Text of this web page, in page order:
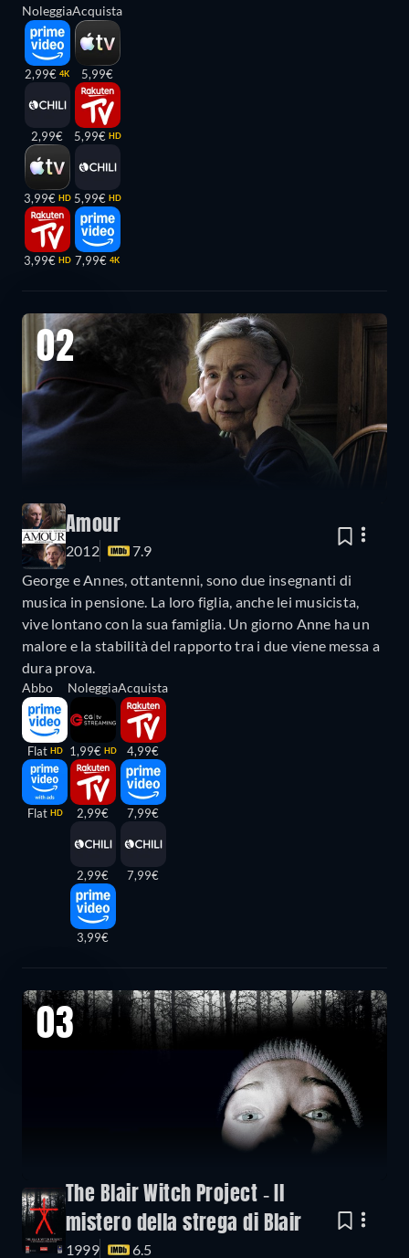
Noleggia
2,99€ 4K
2,99€
3,99€ HD
3,99€ HD
Acquista
5,99€
5,99€ HD
5,99€ HD
7,99€ 4K
02
Amour
2012
7.9
George e Annes, ottantenni, sono due insegnanti di
musica in pensione. La loro figlia, anche lei musicista,
vive lontano con la sua famiglia. Un giorno Anne ha un
malore e la stabilità del rapporto tra i due viene messa a
dura prova.
Abbo
Flat HD
Flat HD
Noleggia
1,99€ HD
2,99€
2,99€
3,99€
Acquista
4,99€
7,99€
7,99€
03
The Blair Witch Project - Il
mistero della strega di Blair
1999 6.5